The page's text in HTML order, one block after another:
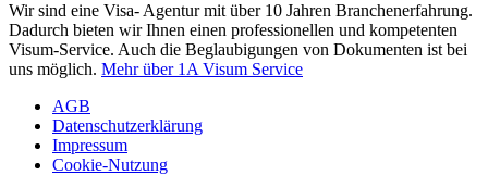
Wir sind eine Visa- Agentur mit über 10 Jahren Branchenerfahrung.
Dadurch bieten wir Ihnen einen professionellen und kompetenten
Visum-Service. Auch die Beglaubigungen von Dokumenten ist bei
uns möglich. Mehr über 1A Visum Service
AGB
Datenschutzerklärung
Impressum
Cookie-Nutzung